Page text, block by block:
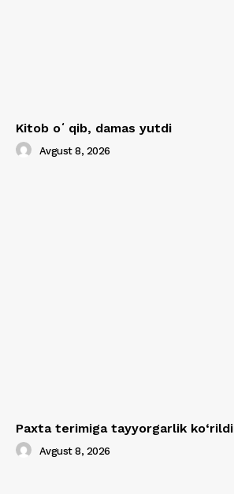
Kitob oʻqib, damas yutdi
Avgust 8, 2026
Paxta terimiga tayyorgarlik ko‘rildi
Avgust 8, 2026